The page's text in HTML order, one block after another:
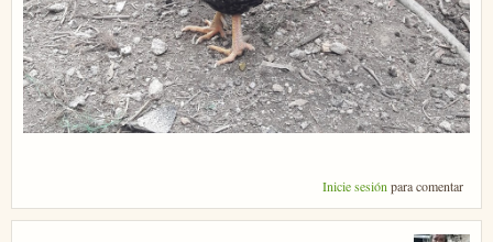
Inicie sesiónpara comentar